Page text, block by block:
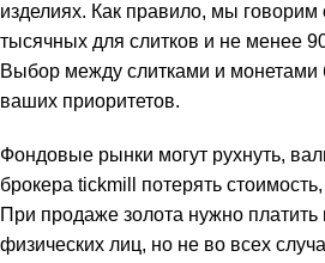
изделиях. Как правило, мы
тысячных для слитков и не менее
Выбор между слитками и монетами
ваших приоритетов.
Фондовые рынки могут рухнуть,
брокера tickmill
потерять
При продаже золота нужно платить
физических лиц, но не во всех